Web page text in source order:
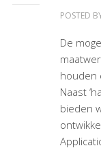
POSTED
De
houden
Naast
bieden